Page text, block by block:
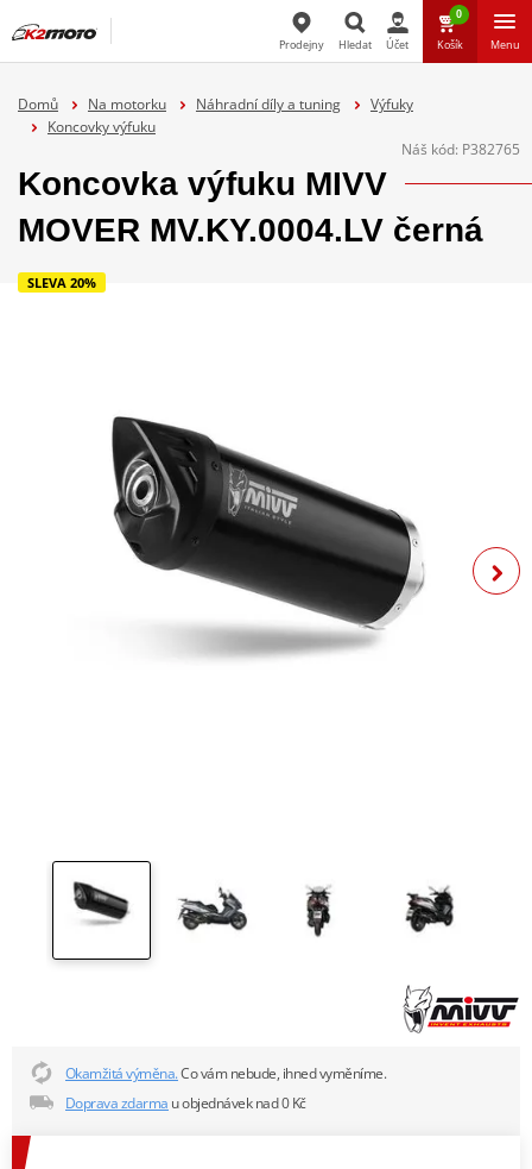
Prodejny Hledat Účet
0
Košík Menu
Domů Na motorku Náhradní díly a tuning
Výfuky
Koncovky výfuku
Náš kód: P382765
Koncovka výfuku MIVV
MOVER MV.KY.0004.LV černá
SLEVA 20%
Okamžitá výměna.Co vám nebude, ihned vyměníme.
Doprava zdarma u objednávek nad 0 Kč